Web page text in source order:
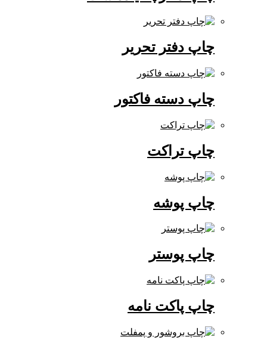
چاپ دفتر تحریر
چاپ دسته فاکتور
چاپ تراکت
چاپ پوشه
چاپ پوستر
چاپ پاکت نامه